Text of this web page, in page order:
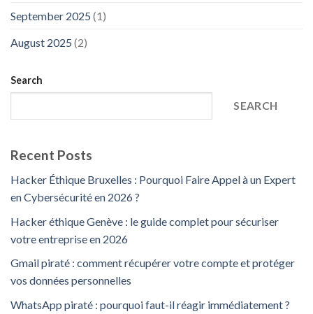
September 2025 (1)
August 2025 (2)
Search
SEARCH
Recent Posts
Hacker Éthique Bruxelles : Pourquoi Faire Appel à un Expert
en Cybersécurité en 2026 ?
Hacker éthique Genève : le guide complet pour sécuriser
votre entreprise en 2026
Gmail piraté : comment récupérer votre compte et protéger
vos données personnelles
WhatsApp piraté : pourquoi faut-il réagir immédiatement ?